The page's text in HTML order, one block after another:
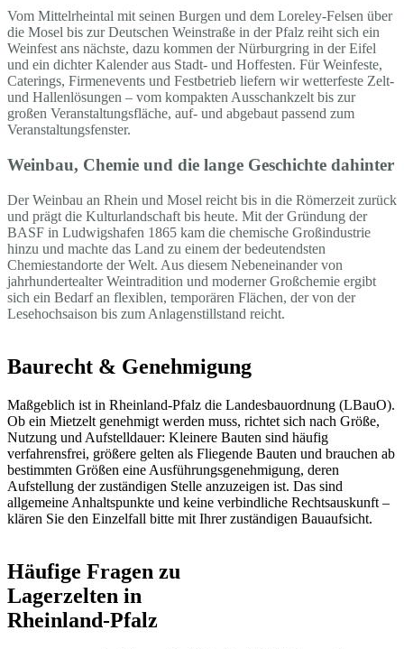
Vom Mittelrheintal mit seinen Burgen und dem Loreley-Felsen über
die Mosel bis zur Deutschen Weinstraße in der Pfalz reiht sich ein
Weinfest ans nächste, dazu kommen der Nürburgring in der Eifel
und ein dichter Kalender aus Stadt- und Hoffesten. Für Weinfeste,
Caterings, Firmenevents und Festbetrieb liefern wir wetterfeste Zelt-
und Hallenlösungen – vom kompakten Ausschankzelt bis zur
großen Veranstaltungsfläche, auf- und abgebaut passend zum
Veranstaltungsfenster.
Weinbau, Chemie und die lange Geschichte dahinter
Der Weinbau an Rhein und Mosel reicht bis in die Römerzeit zurück
und prägt die Kulturlandschaft bis heute. Mit der Gründung der
BASF in Ludwigshafen 1865 kam die chemische Großindustrie
hinzu und machte das Land zu einem der bedeutendsten
Chemiestandorte der Welt. Aus diesem Nebeneinander von
jahrhundertealter Weintradition und moderner Großchemie ergibt
sich ein Bedarf an flexiblen, temporären Flächen, der von der
Lesehochsaison bis zum Anlagenstillstand reicht.
Baurecht & Genehmigung
Maßgeblich ist in Rheinland-Pfalz die Landesbauordnung (LBauO).
Ob ein Mietzelt genehmigt werden muss, richtet sich nach Größe,
Nutzung und Aufstelldauer: Kleinere Bauten sind häufig
verfahrensfrei, größere gelten als Fliegende Bauten und brauchen ab
bestimmten Größen eine Ausführungsgenehmigung, deren
Aufstellung der zuständigen Stelle anzuzeigen ist. Das sind
allgemeine Anhaltspunkte und keine verbindliche Rechtsauskunft –
klären Sie den Einzelfall bitte mit Ihrer zuständigen Bauaufsicht.
Häufige Fragen zu
Lagerzelten in
Rheinland-Pfalz